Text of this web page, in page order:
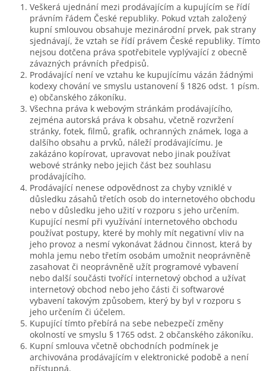
Veškerá ujednání mezi prodávajícím a kupujícím se řídí
právním řádem České republiky. Pokud vztah založený
kupní smlouvou obsahuje mezinárodní prvek, pak strany
sjednávají, že vztah se řídí právem České republiky. Tímto
nejsou dotčena práva spotřebitele vyplývající z obecně
závazných právních předpisů.
Prodávající není ve vztahu ke kupujícímu vázán žádnými
kodexy chování ve smyslu ustanovení § 1826 odst. 1 písm.
e) občanského zákoníku.
Všechna práva k webovým stránkám prodávajícího,
zejména autorská práva k obsahu, včetně rozvržení
stránky, fotek, filmů, grafik, ochranných známek, loga a
dalšího obsahu a prvků, náleží prodávajícímu. Je
zakázáno kopírovat, upravovat nebo jinak používat
webové stránky nebo jejich část bez souhlasu
prodávajícího.
Prodávající nenese odpovědnost za chyby vzniklé v
důsledku zásahů třetích osob do internetového obchodu
nebo v důsledku jeho užití v rozporu s jeho určením.
Kupující nesmí při využívání internetového obchodu
používat postupy, které by mohly mít negativní vliv na
jeho provoz a nesmí vykonávat žádnou činnost, která by
mohla jemu nebo třetím osobám umožnit neoprávněně
zasahovat či neoprávněně užít programové vybavení
nebo další součásti tvořící internetový obchod a užívat
internetový obchod nebo jeho části či softwarové
vybavení takovým způsobem, který by byl v rozporu s
jeho určením či účelem.
Kupující tímto přebírá na sebe nebezpečí změny
okolností ve smyslu § 1765 odst. 2 občanského zákoníku.
Kupní smlouva včetně obchodních podmínek je
archivována prodávajícím v elektronické podobě a není
přístupná.